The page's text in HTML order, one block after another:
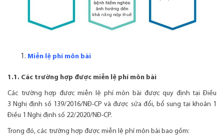
Miễn lệ phí môn bài
1.1. Các trường hợp được miễn lệ phí môn bài
Các trường hợp được miễn lệ phí môn bài được quy định tại Điều
3 Nghị định số 139/2016/NĐ-CP và được sửa đổi, bổ sung tại khoản 1
Điều 1 Nghị định số 22/2020/NĐ-CP.
Trong đó, các trường hợp được miễn lệ phí môn bài bao gồm: